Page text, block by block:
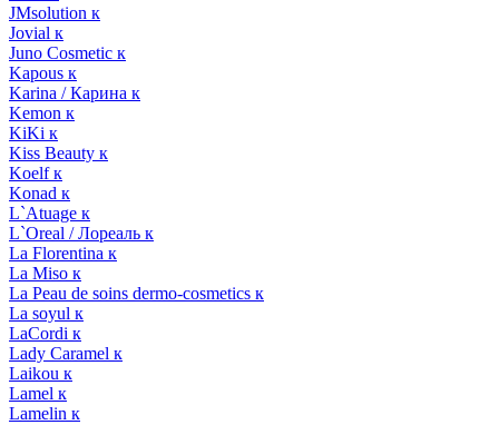
JMsolution к
Jovial к
Juno Cosmetic к
Kapous к
Karina / Карина к
Kemon к
KiKi к
Kiss Beauty к
Koelf к
Konad к
L`Atuage к
L`Oreal / Лореаль к
La Florentina к
La Miso к
La Peau de soins dermo-cosmetics к
La soyul к
LaCordi к
Lady Caramel к
Laikou к
Lamel к
Lamelin к